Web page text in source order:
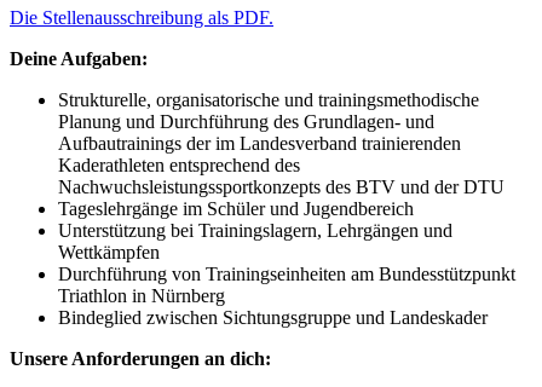
Die Stellenausschreibung als PDF.
Deine Aufgaben:
Strukturelle, organisatorische und trainingsmethodische
Planung und Durchführung des Grundlagen- und
Aufbautrainings der im Landesverband trainierenden
Kaderathleten entsprechend des
Nachwuchsleistungssportkonzepts des BTV und der DTU
Tageslehrgänge im Schüler und Jugendbereich
Unterstützung bei Trainingslagern, Lehrgängen und
Wettkämpfen
Durchführung von Trainingseinheiten am Bundesstützpunkt
Triathlon in Nürnberg
Bindeglied zwischen Sichtungsgruppe und Landeskader
Unsere Anforderungen an dich: